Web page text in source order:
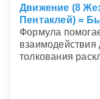
Движение (8
Пентаклей) =
Формула
взаимодействия
толкования